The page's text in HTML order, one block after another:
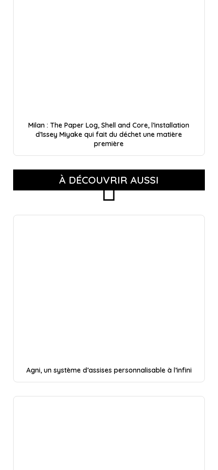
Milan : The Paper Log, Shell and Core, l’installation
d’Issey Miyake qui fait du déchet une matière
première
À DÉCOUVRIR AUSSI
Agni, un système d’assises personnalisable à l’infini